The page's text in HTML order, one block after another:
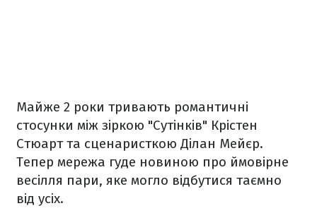
Майже 2 роки тривають романтичні
стосунки між зіркою "Сутінків" Крістен
Стюарт та сценаристкою Ділан Мейєр.
Тепер мережа гуде новиною про ймовірне
весілля пари, яке могло відбутися таємно
від усіх.